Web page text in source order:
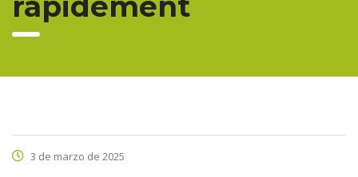
3 de marzo de 2025